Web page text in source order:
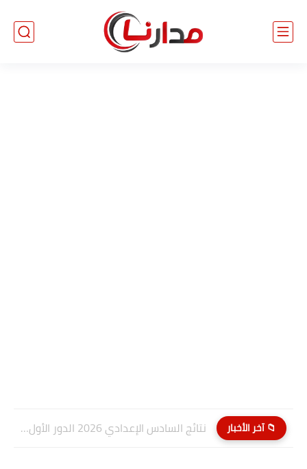
📁 آخر الأخبار نتائج السادس الإعدادي 2026 الدور الأول PDF كربلاء المقدسة| موقع...